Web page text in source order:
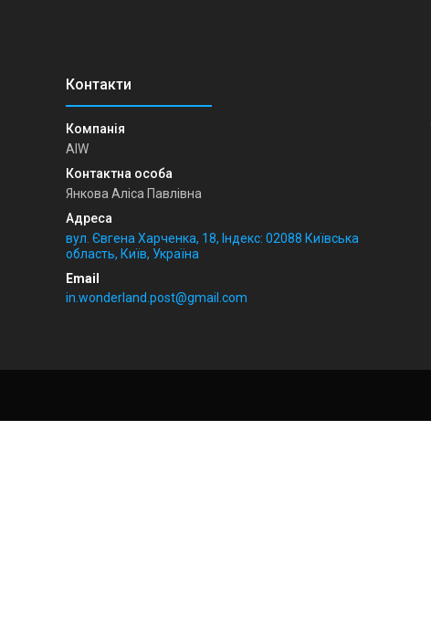
AIW
Янкова Аліса Павлівна
вул. Євгена Харченка, 18, Індекс: 02088 Київська
область, Київ, Україна
in.wonderland.post@gmail.com